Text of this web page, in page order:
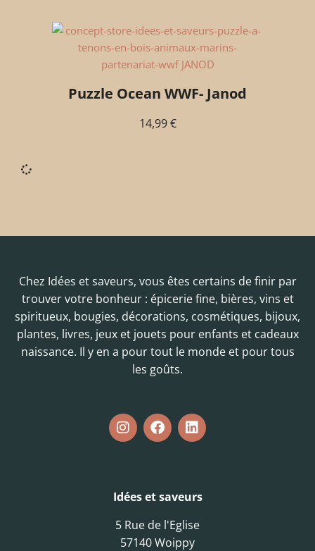
Puzzle Ocean WWF- Janod
14,99€
Chez Idées et saveurs, vous êtes certains de finir par
trouver votre bonheur : épicerie fine, bières, vins et
spiritueux, bougies, décorations, cosmétiques, bijoux,
plantes, livres, jeux et jouets pour enfants et cadeaux
naissance. Il y en a pour tout le monde et pour tous
les goûts.
Idées et saveurs
5 Rue de l'Eglise
57140 Woippy